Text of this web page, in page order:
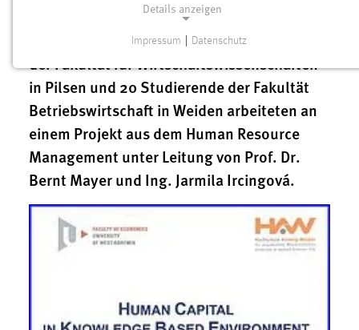
fand erneut ein gemeinsamer Semesterkurs
in Pilsen und Weiden statt. 27 Studierende
der Fakultät für Wirtschaftswissenschaften
in Pilsen und 20 Studierende der Fakultät
Betriebswirtschaft in Weiden arbeiteten an
einem Projekt aus dem Human Resource
Management unter Leitung von Prof. Dr.
Bernt Mayer und Ing. Jarmila Ircingová.
Details anzeigen
Notwendige Cookies ermöglichen grundlegende
Website erforderlich.
Einverständnis
Name:
cookie_consent
Zweck:
Dieser Cookie speichert die ausgewählten Einverständnis-
Cookie Laufzeit:
Impressum Datenschutz